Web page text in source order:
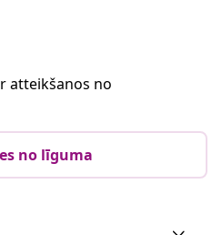
atteikšanos no
no līguma